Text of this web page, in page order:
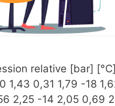
relative [bar]
1,43 0,31 1,79 -18
2,25 -14 2,05 0,69